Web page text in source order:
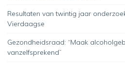
Resultaten van twintig jaar
Vierdaagse
Gezondheidsraad: “Maak
vanzelfsprekend”